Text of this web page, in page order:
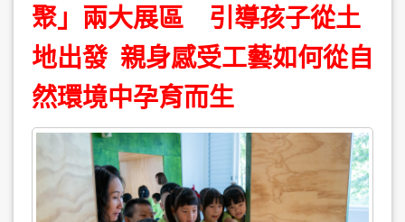
聚」兩大展區 引導孩子從土
地出發 親身感受工藝如何從自
然環境中孕育而生